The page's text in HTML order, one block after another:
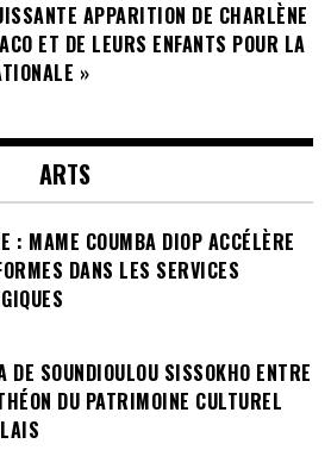
APPARITION DE CHARLÈNE
ET DE LEURS ENFANTS POUR LA
»
ARTS
: MAME COUMBA DIOP ACCÉLÈRE
DANS LES SERVICES
DE SOUNDIOULOU SISSOKHO ENTRE
DU PATRIMOINE CULTUREL